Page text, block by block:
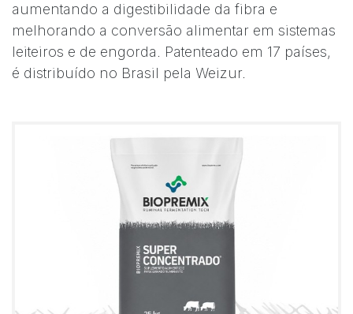
aumentando a digestibilidade da fibra e
melhorando a conversão alimentar em sistemas
leiteiros e de engorda. Patenteado em 17 países,
é distribuído no Brasil pela Weizur.